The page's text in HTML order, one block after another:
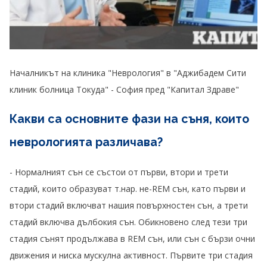
Началникът на клиника "Неврология" в "Аджибадем Сити
клиник болница Токуда" - София пред "Капитал Здраве"
Какви са основните фази на съня, които
неврологията различава?
- Нормалният сън се състои от първи, втори и трети
стадий, които образуват т.нар. не-REM сън, като първи и
втори стадий включват нашия повърхностен сън, а трети
стадий включва дълбокия сън. Обикновено след тези три
стадия сънят продължава в REM сън, или сън с бързи очни
движения и ниска мускулна активност. Първите три стадия